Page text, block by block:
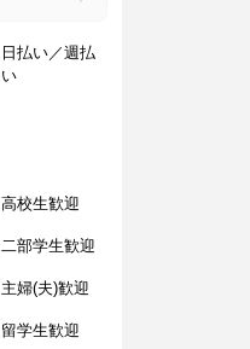
日払い／週払
い
高校生歓迎
二部学生歓迎
主婦(夫)歓迎
留学生歓迎